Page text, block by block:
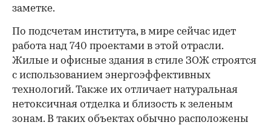
заметке.
По подсчетам института, в мире сейчас идет
работа над 740 проектами в этой отрасли.
Жилые и офисные здания в стиле ЗОЖ строятся
с использованием энергоэффективных
технологий. Также их отличает натуральная
нетоксичная отделка и близость к зеленым
зонам. В таких объектах обычно расположены